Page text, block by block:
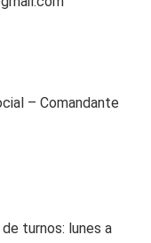
– Comandante
turnos: lunes a